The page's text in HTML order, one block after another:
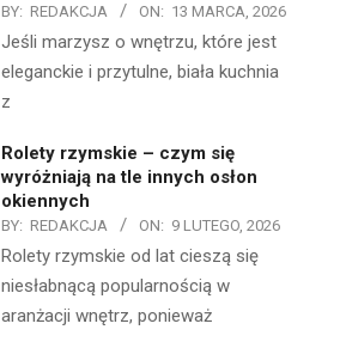
BY: REDAKCJA ON: 13 MARCA, 2026
Jeśli marzysz o wnętrzu, które jest
eleganckie i przytulne, biała kuchnia
z
Rolety rzymskie – czym się
wyróżniają na tle innych osłon
okiennych
BY: REDAKCJA ON: 9 LUTEGO, 2026
Rolety rzymskie od lat cieszą się
niesłabnącą popularnością w
aranżacji wnętrz, ponieważ